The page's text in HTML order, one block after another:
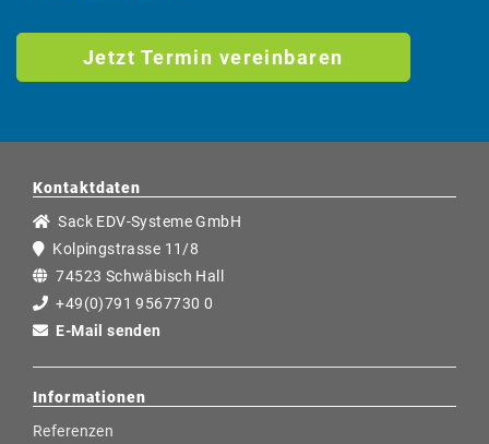
Jetzt Termin vereinbaren
Kontaktdaten
Sack EDV-Systeme GmbH
Kolpingstrasse 11/8
74523 Schwäbisch Hall
+49(0)791 9567730 0
E-Mail senden
Informationen
Referenzen